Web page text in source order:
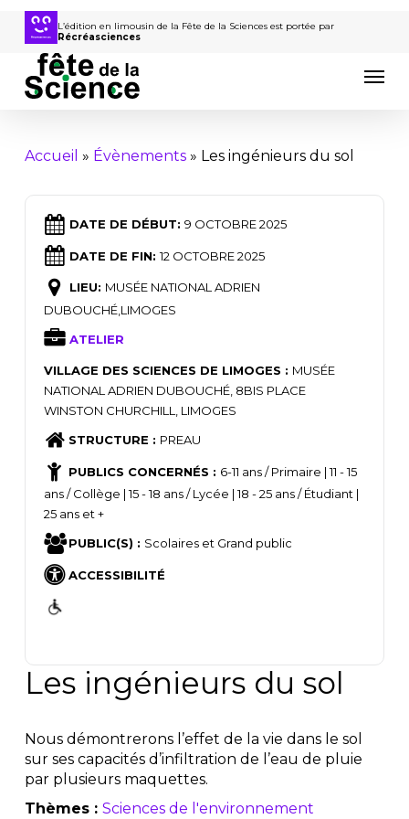
Passer
contenu
principal
L’édition en limousin de la Fête de la Sciences est portée par
Récréasciences
Accueil » Évènements» Les ingénieurs du sol
DATE DE DÉBUT: 9 OCTOBRE 2025
DATE DE FIN:12 OCTOBRE 2025
LIEU: MUSÉE NATIONAL ADRIEN
DUBOUCHÉ,LIMOGES
ATELIER
VILLAGE DES SCIENCES DE LIMOGES : MUSÉE
NATIONAL ADRIEN DUBOUCHÉ, 8BIS PLACE
WINSTON CHURCHILL, LIMOGES
STRUCTURE : PREAU
PUBLICS CONCERNÉS : 6-11 ans / Primaire | 11 - 15
ans / Collège | 15 - 18 ans / Lycée | 18 - 25 ans / Étudiant |
25 ans et +
PUBLIC(S) : Scolaires et Grand public
ACCESSIBILITÉ
Les ingénieurs du sol
Nous démontrerons l’effet de la vie dans le sol
sur ses capacités d’infiltration de l’eau de pluie
par plusieurs maquettes.
Thèmes : Sciences de l'environnement